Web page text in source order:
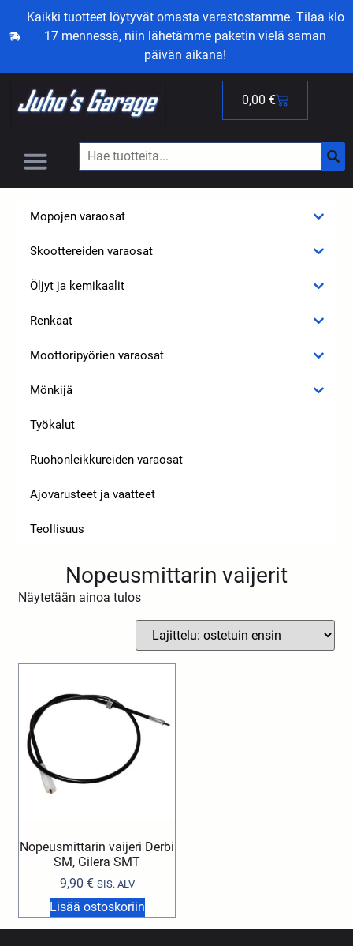
Kaikki tuotteet löytyvät omasta varastostamme. Tilaa klo
17 mennessä, niin lähetämme paketin vielä saman
päivän aikana!
0,00 €
Mopojen varaosat
Skoottereiden varaosat
Öljyt ja kemikaalit
Renkaat
Moottoripyörien varaosat
Mönkijä
Työkalut
Ruohonleikkureiden varaosat
Ajovarusteet ja vaatteet
Teollisuus
Nopeusmittarin vaijerit
Näytetään ainoa tulos
Nopeusmittarin vaijeri Derbi
SM, Gilera SMT
9,90 € SIS. ALV
Lisää ostoskoriin